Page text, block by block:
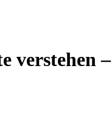
verstehen